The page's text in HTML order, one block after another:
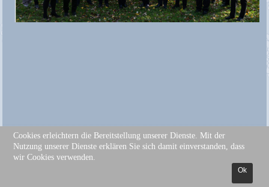
© Frauenchor Neuenstein e.V. - 2026 - Alle Rechte vorbehalten
Cookies erleichtern die Bereitstellung unserer Dienste. Mit der
Nutzung unserer Dienste erklären Sie sich damit einverstanden, dass
wir Cookies verwenden.
Ok